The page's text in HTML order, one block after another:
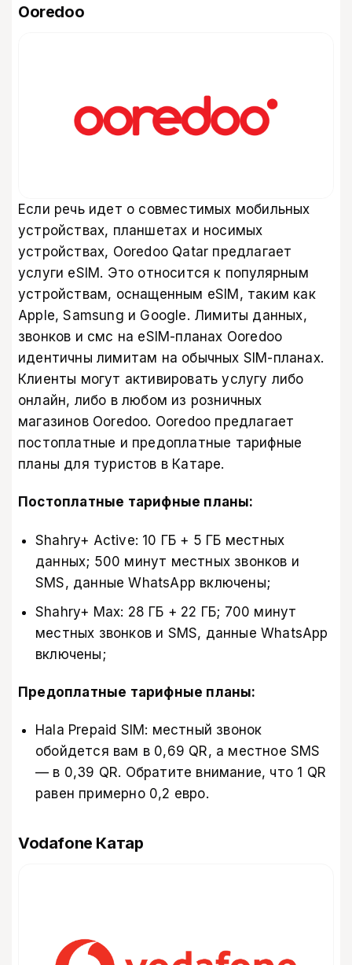
Ooredoo
Если речь идет о совместимых мобильных
устройствах, планшетах и носимых
устройствах, Ooredoo Qatar предлагает
услуги eSIM. Это относится к популярным
устройствам, оснащенным eSIM, таким как
Apple, Samsung и Google. Лимиты данных,
звонков и смс на eSIM-планах Ooredoo
идентичны лимитам на обычных SIM-планах.
Клиенты могут активировать услугу либо
онлайн, либо в любом из розничных
магазинов Ooredoo. Ooredoo предлагает
постоплатные и предоплатные тарифные
планы для туристов в Катаре.
Постоплатные тарифные планы:
Shahry+ Active: 10 ГБ + 5 ГБ местных
данных; 500 минут местных звонков и
SMS, данные WhatsApp включены;
Shahry+ Max: 28 ГБ + 22 ГБ; 700 минут
местных звонков и SMS, данные WhatsApp
включены;
Предоплатные тарифные планы:
Hala Prepaid SIM: местный звонок
обойдется вам в 0,69 QR, а местное SMS
— в 0,39 QR. Обратите внимание, что 1 QR
равен примерно 0,2 евро.
Vodafone Катар